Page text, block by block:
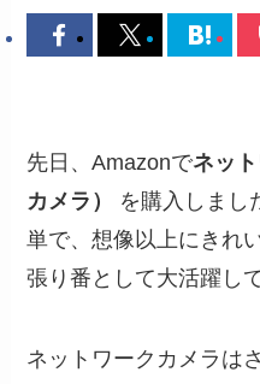
先日、Amazonでネッ
カメラ）
を購入しまし
単で、想像以上にきれ
張り番として大活躍し
ネットワークカメラは